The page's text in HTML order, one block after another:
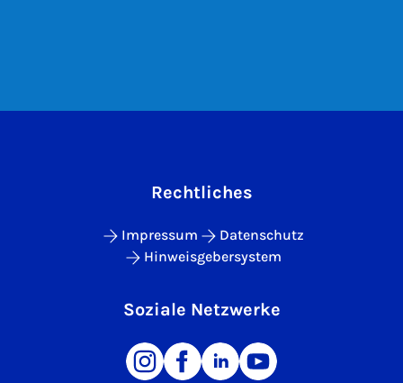
Rechtliches
Impressum
Datenschutz
Hinweisgebersystem
Soziale Netzwerke